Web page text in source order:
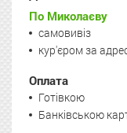
По Миколаєву
самовивіз
кур'єром за
Оплата
Готівкою
Банківською